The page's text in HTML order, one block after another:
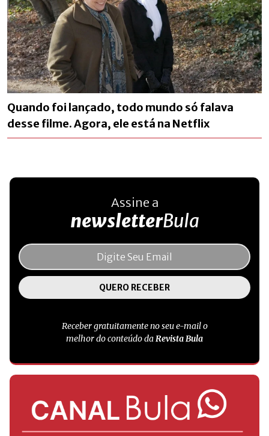
Quando foi lançado, todo mundo só falava
desse filme. Agora, ele está na Netflix
Assine a
newsletterBula
Receber gratuitamente no seu e-mail o
melhor do conteúdo daRevista Bula